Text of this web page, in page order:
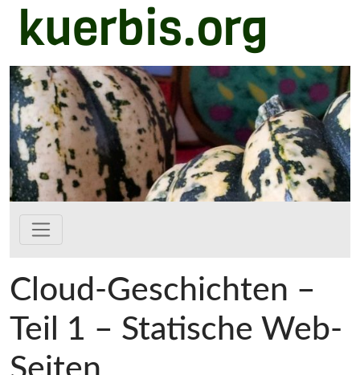
Zum Hauptinhalt springen
kuerbis.org
Cloud-Geschichten –
Teil 1 – Statische Web-